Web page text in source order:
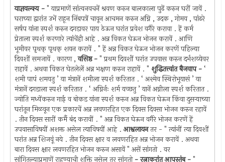
याज्ञवल्क्य -" याप्रमाणें सांत्वनवचनें श्रवण करुन बालकाला पुढें करुन घरीं जावें .
घराच्या द्वारांत उभें राहून निंबपत्रें चावून आचमन करुन अग्नि , उदक , गोमय , पांढरे
सर्षप यांना स्पर्श करुन दगडावर पाय ठेऊन घरांत प्रवेश वगैरे करावा . हें कर्म
प्रेताला स्पर्श करणारे त्यांचेंही आहे . अन्न विकत घेऊन भोजन करावें . आणि
भूमीवर पृथक् पृथक् शयन करावें . " हें अन्न विकत घेऊन भोजन करणें पहिल्या
दिवशीं समजावें . कारण ,वसिष्ठ -" प्रथम दिवशीं घरांत उपवास करुन दर्भशय्येवर
राहावें . अथवा विकत घेतलेलें अन्न भक्षण करुन राहावें . " शुद्धितत्त्वांत बैजवाप -‘
शमी पापं शमयतु ’ या मंत्रानें शमीला स्पर्श करितात . ‘ अश्मेव स्थिरोभूयासं ’ या
मंत्रानें दगडाला स्पर्श करितात . ‘ अग्निर्नः शर्म यच्छतु ’ यानें अग्नीला स्पर्श करितात .
ज्योति मध्येंकरुन गाई व बोकड यांना स्पर्श करुन अन्न विकत घेऊन किंवा दुसर्‍याच्या
घरांतून मिळवून एक प्रकारचें अन्न लवणरहित एक दिवस दिवसा भोजन करुन रहावें
. तीन दिवस सारीं कर्मै बंद करावीं . " अन्न विकत घेऊन वगैरे भोजन करणें हें
उपवासाविषयीं अशक्त असेल त्याविषयीं आहे .आश्वलायनतर - " त्यांनीं त्या दिवशीं
घरांत अन्न शिजवूं नये . तीन दिवस क्षार व लवणरहित अन्न भोजन करावें . अथवा
बारा दिवस क्षार लवणरहित भोजन करुन असावें " असें सांगतो . वर
सांगितल्याप्रमाणें राहण्याची शक्ति नसेल तर सांगतो- रत्नाकरांत आपस्तंब -"